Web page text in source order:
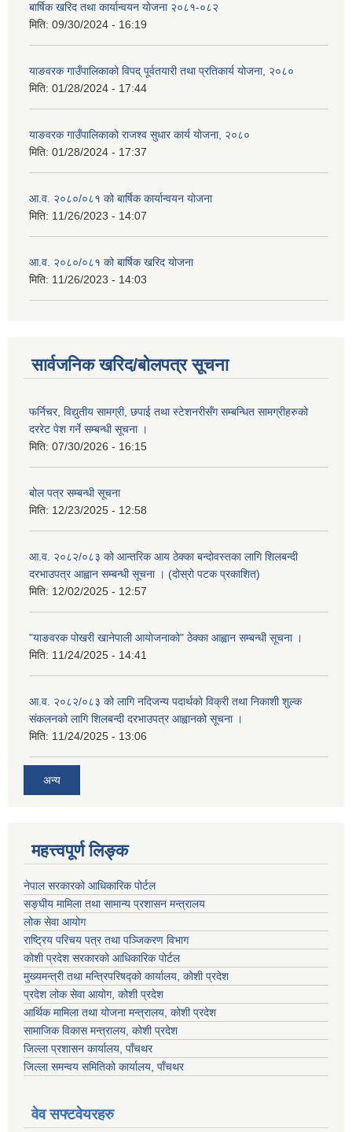
बार्षिक खरिद तथा कार्यान्वयन योजना २०८१-०८२
मिति: 09/30/2024 - 16:19
याङवरक गाउँपालिकाको विपद् पूर्वतयारी तथा प्रतिकार्य योजना, २०८०
मिति: 01/28/2024 - 17:44
याङवरक गाउँपालिकाको राजश्व सुधार कार्य योजना, २०८०
मिति: 01/28/2024 - 17:37
आ.व. २०८०/०८१ को बार्षिक कार्यान्वयन योजना
मिति: 11/26/2023 - 14:07
आ.व. २०८०/०८१ को बार्षिक खरिद योजना
मिति: 11/26/2023 - 14:03
सार्वजनिक खरिद/बोलपत्र सूचना
फर्निचर, विद्युतीय सामग्री, छपाई तथा स्टेशनरीसँग सम्बन्धित सामग्रीहरुको
दररेट पेश गर्ने सम्बन्धी सूचना ।
मिति: 07/30/2026 - 16:15
बोल पत्र सम्बन्धी सूचना
मिति: 12/23/2025 - 12:58
आ.व. २०८२/०८३ को आन्तरिक आय ठेक्का बन्दोवस्तका लागि शिलबन्दी
दरभाउपत्र आह्वान सम्बन्धी सूचना । (दोस्रो पटक प्रकाशित)
मिति: 12/02/2025 - 12:57
"याङवरक पोखरी खानेपाली आयोजनाको" ठेक्का आह्वान सम्बन्धी सूचना ।
मिति: 11/24/2025 - 14:41
आ.व. २०८२/०८३ को लागि नदिजन्य पदार्थको विक्री तथा निकाशी शुल्क
संकलनको लागि शिलबन्दी दरभाउपत्र आह्वानको सूचना ।
मिति: 11/24/2025 - 13:06
अन्य
महत्त्वपूर्ण लिङ्क
नेपाल सरकारको आधिकारिक पोर्टल
सङ्‍घीय मामिला तथा सामान्य प्रशासन मन्त्रालय
लोक सेवा आयोग
राष्ट्रिय परिचय पत्र तथा पञ्जिकरण विभाग
कोशी प्रदेश सरकारको आधिकारिक पोर्टल
मुख्यमन्त्री तथा मन्त्रिपरिषद्को कार्यालय, कोशी प्रदेश
प्रदेश लोक सेवा आयोग, कोशी प्रदेश
आर्थिक मामिला तथा योजना मन्त्रालय, कोशी प्रदेश
सामाजिक विकास मन्त्रालय, कोशी प्रदेश
जिल्ला प्रशासन कार्यालय, पाँचथर
जिल्ला समन्वय समितिको कार्यालय, पाँचथर
वेव सफ्टवेयरहरु